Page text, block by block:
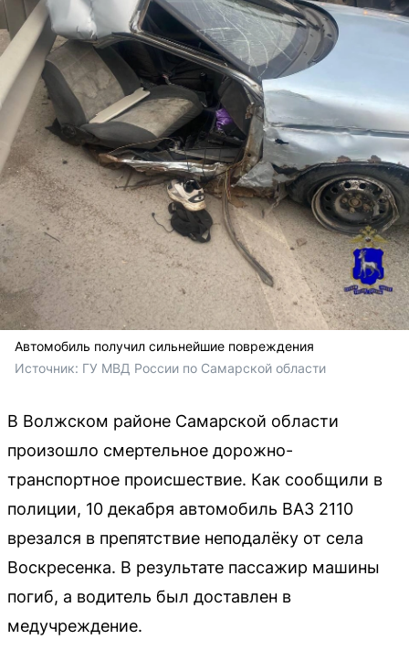
Автомобиль получил сильнейшие повреждения
Источник: ГУ МВД России по Самарской области
В Волжском районе Самарской области
произошло смертельное дорожно-
транспортное происшествие. Как сообщили в
полиции, 10 декабря автомобиль ВАЗ 2110
врезался в препятствие неподалёку от села
Воскресенка. В результате пассажир машины
погиб, а водитель был доставлен в
медучреждение.